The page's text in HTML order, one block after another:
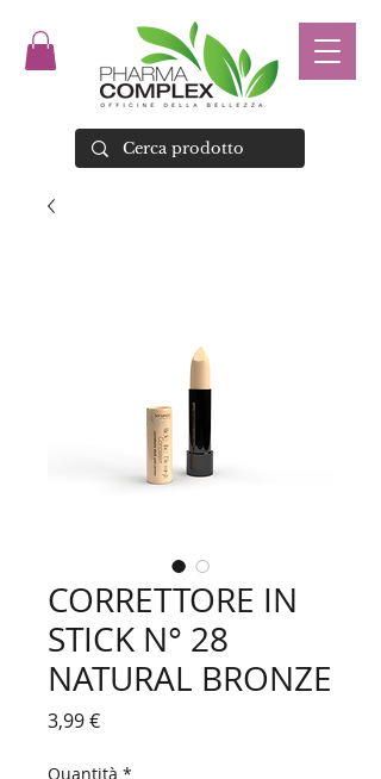
CORRETTORE IN
STICK N° 28
NATURAL BRONZE
3,99 €Prezzo
Quantità *